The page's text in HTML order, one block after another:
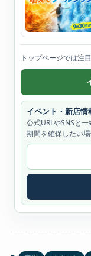
トップページでは注
イベント・新店情
公式URLやSNSと
期間を確保したい